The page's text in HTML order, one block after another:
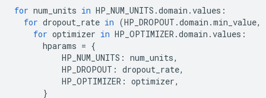
for num_units in HP_NUM_UNITS .domain .values :
for dropout_rate in (HP_DROPOUT .domain .min_value,
for optimizer in HP_OPTIMIZER .domain .values :
hparams = {
HP_NUM_UNITS : num_units,
HP_DROPOUT : dropout_rate,
HP_OPTIMIZER : optimizer,
}